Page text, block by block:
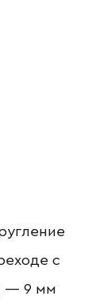
с
— 9 мм